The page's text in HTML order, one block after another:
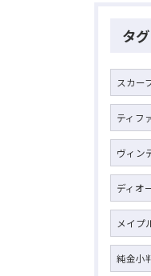
タグ
スカー
ティフ
ヴィン
ディオ
メイプ
純金小